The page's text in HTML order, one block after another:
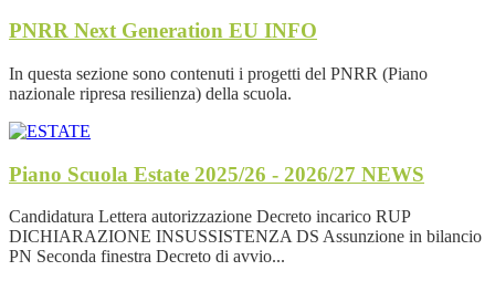
PNRR Next Generation EU INFO
In questa sezione sono contenuti i progetti del PNRR (Piano
nazionale ripresa resilienza) della scuola.
Piano Scuola Estate 2025/26 - 2026/27 NEWS
Candidatura Lettera autorizzazione Decreto incarico RUP
DICHIARAZIONE INSUSSISTENZA DS Assunzione in bilancio
PN Seconda finestra Decreto di avvio...